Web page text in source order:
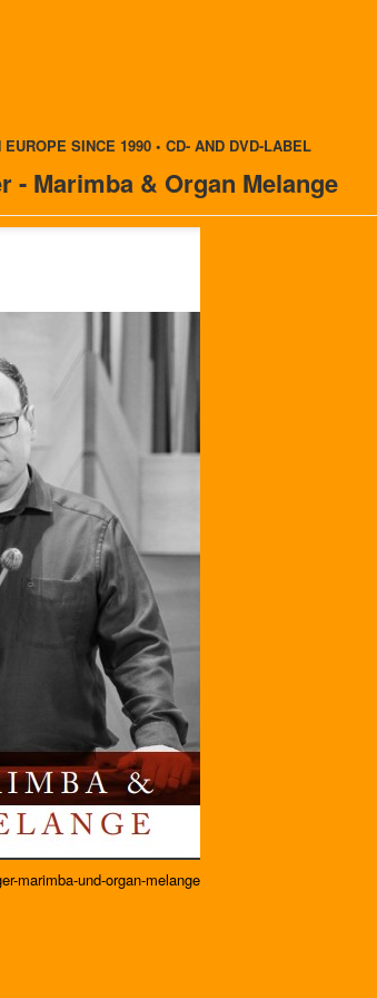
SINCE 1990 • CD- AND DVD-LABEL
- Marimba & Organ Melange
marimba-und-organ-melange